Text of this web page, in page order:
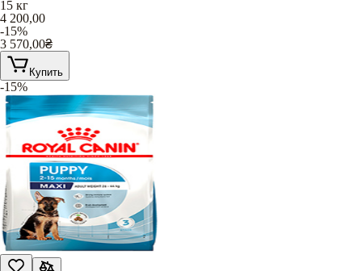
15 кг
4 200,00
-15%
3 570,00₴
Купить
-15%